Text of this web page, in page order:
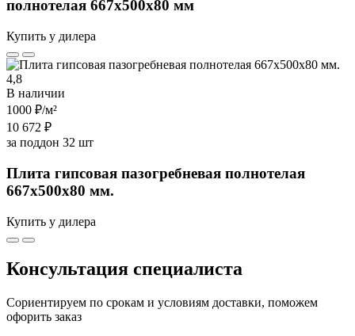
полнотелая 667х500х80 мм
Купить у дилера
4,8
В наличии
1000 ₽/м²
10 672 ₽
за поддон 32 шт
Плита гипсовая пазогребневая полнотелая
667х500х80 мм.
Купить у дилера
Консультация специалиста
Сориентируем по срокам и условиям доставки, поможем
офорить заказ